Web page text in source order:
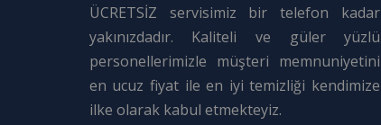
ÜCRETSİZ servisimiz bir telefon kadar
yakınızdadır. Kaliteli ve güler yüzlü
personellerimizle müşteri memnuniyetini
en ucuz fiyat ile en iyi temizliği kendimize
ilke olarak kabul etmekteyiz.